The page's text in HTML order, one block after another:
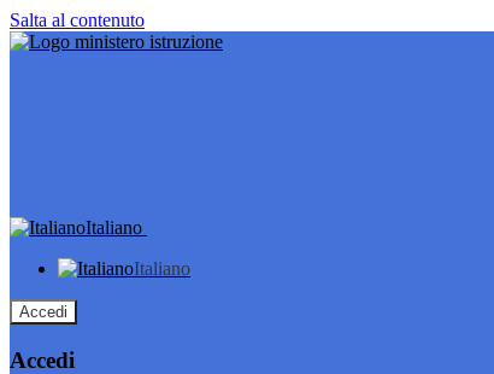
Salta al contenuto
Italiano
Italiano
Accedi
Accedi